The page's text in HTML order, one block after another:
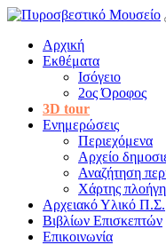
Αρχική
Εκθέματα
Ισόγειο
2ος Όροφος
3D tour
Ενημερώσεις
Περιεχόμενα
Αρχείο
Αναζήτηση
Χάρτης
Αρχειακό Υλικό Π.Σ.
Βιβλίων Επισκεπτών
Επικοινωνία